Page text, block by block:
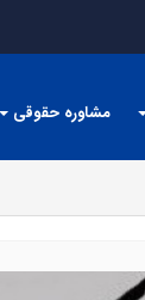
مشاوره حقوقی